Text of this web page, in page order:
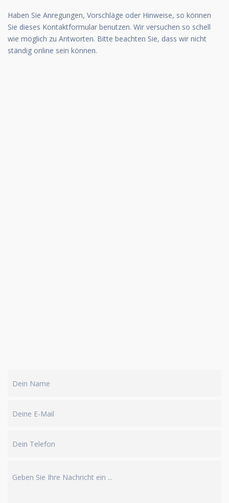
Haben Sie Anregungen, Vorschläge oder Hinweise, so können
Sie dieses Kontaktformular benutzen. Wir versuchen so schell
wie möglich zu Antworten. Bitte beachten Sie, dass wir nicht
ständig online sein können.